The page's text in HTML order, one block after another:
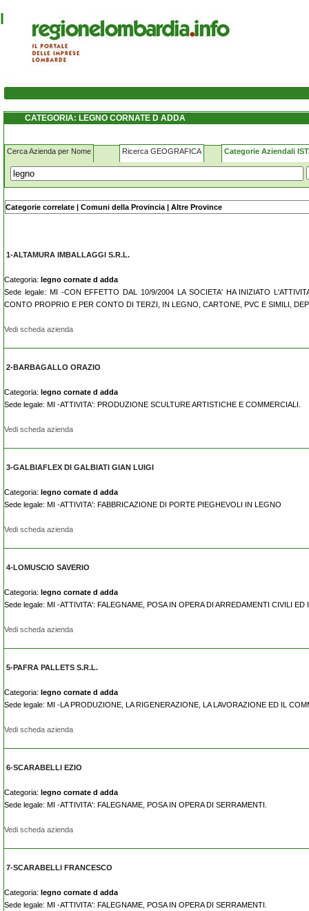
legno cornate-d-adda
CATEGORIA: LEGNO CORNATE D ADDA
Cerca Azienda per Nome Ricerca GEOGRAFICA Categorie Aziendali
Nome - Ragione sociale:
Categorie correlate | Comuni della Provincia | Altre Province
1-ALTAMURA IMBALLAGGI S.R.L.
Categoria: legno cornate d adda
Sede legale: MI -CON EFFETTO DAL 10/9/2004 LA SOCIETA' HA INIZIATO
CONTO PROPRIO E PER CONTO DI TERZI, IN LEGNO, CARTONE, PVC E SIMILI,
Vedi scheda azienda
2-BARBAGALLO ORAZIO
Categoria: legno cornate d adda
Sede legale: MI -ATTIVITA': PRODUZIONE SCULTURE ARTISTICHE E COMMERCIALI.
Vedi scheda azienda
3-GALBIAFLEX DI GALBIATI GIAN LUIGI
Categoria: legno cornate d adda
Sede legale: MI -ATTIVITA': FABBRICAZIONE DI PORTE PIEGHEVOLI IN LEGNO
Vedi scheda azienda
4-LOMUSCIO SAVERIO
Categoria: legno cornate d adda
Sede legale: MI -ATTIVITA': FALEGNAME, POSA IN OPERA DI ARREDAMENTI CIVILI ED
Vedi scheda azienda
5-PAFRA PALLETS S.R.L.
Categoria: legno cornate d adda
Sede legale: MI -LA PRODUZIONE, LA RIGENERAZIONE, LA LAVORAZIONE ED IL
Vedi scheda azienda
6-SCARABELLI EZIO
Categoria: legno cornate d adda
Sede legale: MI -ATTIVITA': FALEGNAME, POSA IN OPERA DI SERRAMENTI.
Vedi scheda azienda
7-SCARABELLI FRANCESCO
Categoria: legno cornate d adda
Sede legale: MI -ATTIVITA': FALEGNAME, POSA IN OPERA DI SERRAMENTI.